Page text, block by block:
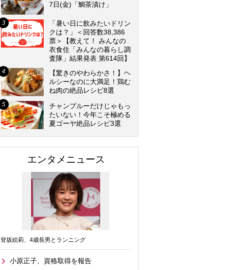
7日(金)「鯛茶漬け」
「暑い日に飲みたいドリン
クは？」＜回答数38,386
票＞【教えて！ みんなの
衣食住「みんなの暮らし調
査隊」結果発表 第614回】
【驚きのやわらかさ！】ヘ
ルシーなのに大満足！鶏む
ね肉の絶品レシピ8選
チャンプルーだけじゃもっ
たいない！今年こそ極める
夏ゴーヤ絶品レシピ3選
エンタメニュース
登坂絵莉、4歳長男とランニング
小原正子、資格取得を報告